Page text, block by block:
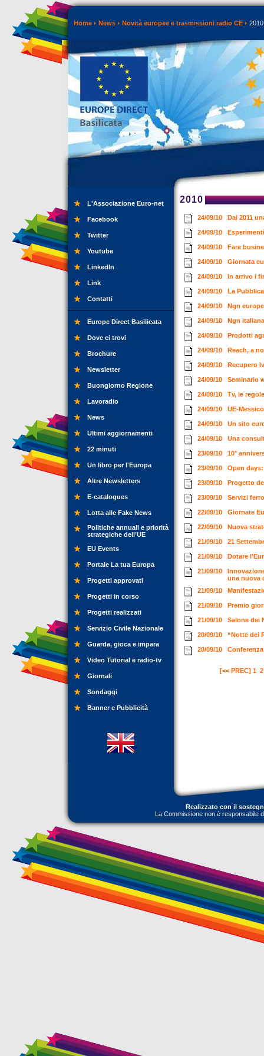
Home News Novità europee e trasmissioni radio CE 2010
L'Associazione Euro-net
Facebook
Twitter
Youtube
LinkedIn
Link
Contatti
Europe Direct Basilicata
Dove ci trovi
Brochure
Newsletter
Buongiorno Regione
Lavoradio
News
Ultimi aggiornamenti
22 minuti
Un libro per l'Europa
Altre Newsletters
E-catalogues
Lotta alle Fake News
Politiche annuali e priorità
strategiche dell’UE
EU Events
Portale La tua Europa
Progetti approvati
Progetti in corso
Progetti realizzati
Servizio Civile Nazionale
Guarda, gioca e impara
Video Tutorial e radio-tv
Giornali
Sondaggi
Banner e Pubblicità
2010
24/09/10 Dal 2011
24/09/10
24/09/10 Fare
24/09/10 Giornata
24/09/10 In arrivo i
24/09/10 La
24/09/10 Ngn
24/09/10 Ngn
24/09/10 Prodotti
24/09/10 Reach, a
24/09/10 Recupero
24/09/10 Seminario
24/09/10 Tv, le
24/09/10 UE-
24/09/10 Un sito
24/09/10 Una
23/09/10 10°
23/09/10 Open
23/09/10 Progetto
23/09/10 Servizi
22/09/10 Giornate
22/09/10 Nuova
21/09/10 21
21/09/10 Dotare
21/09/10
una nuova
21/09/10
21/09/10 Premio
21/09/10 Salone dei
20/09/10 “Notte dei
20/09/10
[<< PREC] 1 2
Realizzato con il
La Commissione non è responsabile